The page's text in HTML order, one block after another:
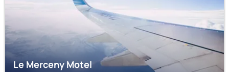
Le Merceny Motel